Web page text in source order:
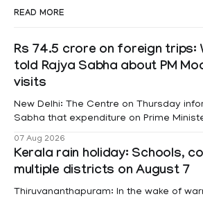
READ MORE
Rs 74.5 crore on foreign trips:
told Rajya Sabha about PM
visits
New Delhi: The Centre on Thursday
Sabha that expenditure on Prime
information was provided by Minister of
Affairs Pabitra Margherita in a written
raised
07 Aug 2026
Kerala rain holiday: Schools,
multiple districts on August 7
Thiruvananthapuram: In the wake of